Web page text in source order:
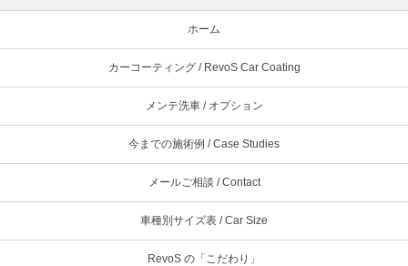
ホーム
カーコーティング / RevoS Car Coating
メンテ洗車 / オプション
今までの施術例 / Case Studies
メールご相談 / Contact
車種別サイズ表 / Car Size
RevoS の「こだわり」